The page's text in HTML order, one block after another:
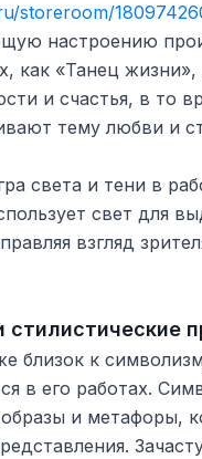
storeroom/
настроению
как «Танец
и счастья, в то
тему любви и
света и тени в
свет для
взгляд
стилистические
близок к
в его работах.
образы и метафоры,